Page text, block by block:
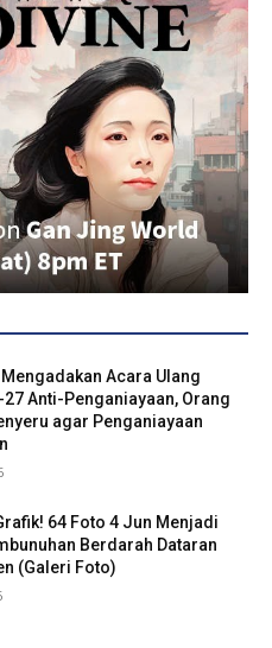
Acara Ulang
27 Anti-Penganiayaan, Orang
agar Penganiayaan
64 Foto 4 Jun Menjadi
Berdarah Dataran
(Galeri Foto)